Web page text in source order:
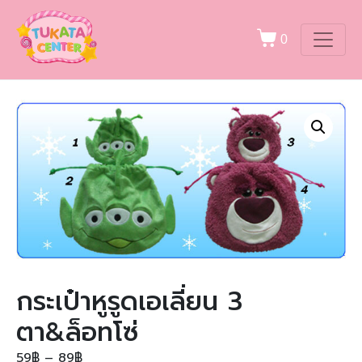
0
กระเป๋าหูรูดเอเลี่ยน 3
ตา&ล็อทโซ่
59฿ – 89฿